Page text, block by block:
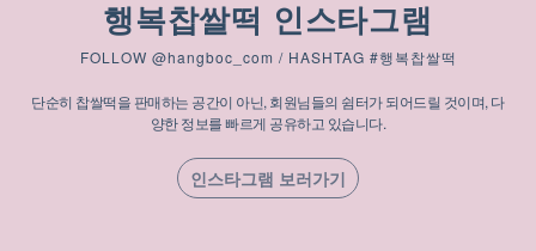
행복찹쌀떡 인스타그램
FOLLOW @hangboc_com / HASHTAG #행복찹쌀떡
단순히 찹쌀떡을 판매하는 공간이 아닌, 회원님들의 쉼터가 되어드릴 것이며, 다
양한 정보를 빠르게 공유하고 있습니다.
인스타그램 보러가기